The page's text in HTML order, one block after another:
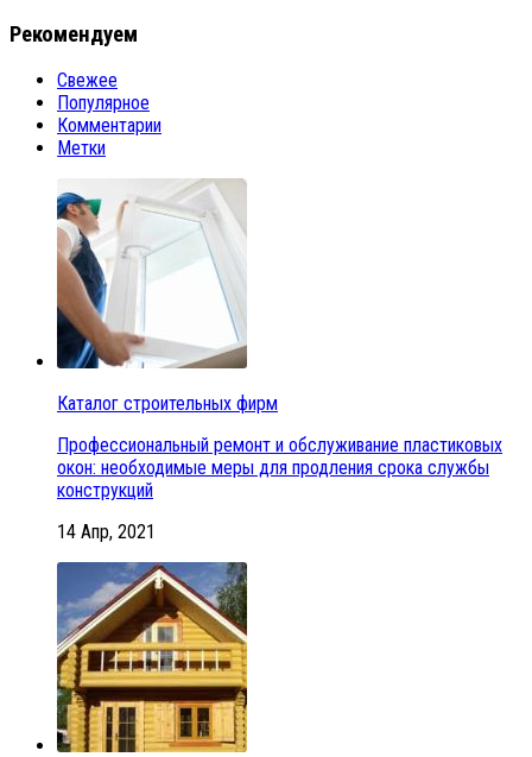
Рекомендуем
Свежее
Популярное
Комментарии
Метки
Каталог строительных фирм
Профессиональный ремонт и обслуживание пластиковых
окон: необходимые меры для продления срока службы
конструкций
14 Апр, 2021